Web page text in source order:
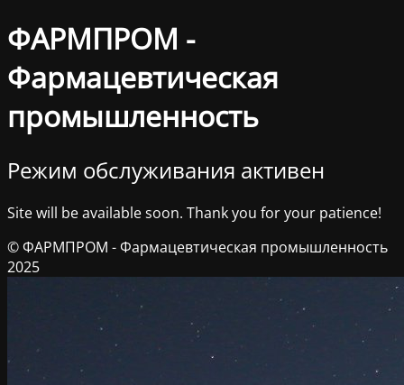
ФАРМПРОМ -
Фармацевтическая
промышленность
Режим обслуживания активен
Site will be available soon. Thank you for your patience!
© ФАРМПРОМ - Фармацевтическая промышленность
2025